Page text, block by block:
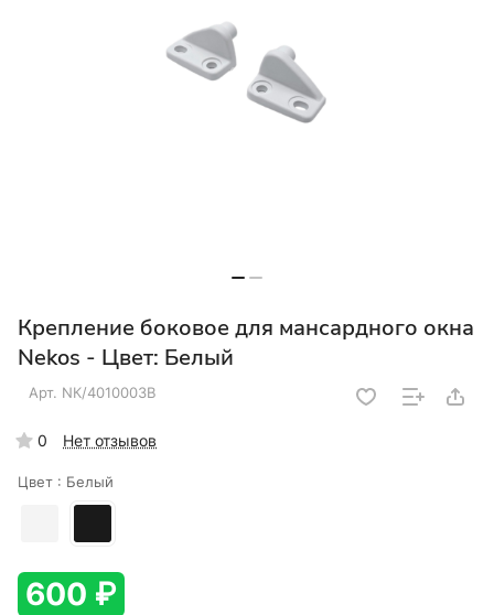
Крепление боковое для мансардного окна
Nekos - Цвет: Белый
Арт. NК/4010003B
0 Нет отзывов
Цвет : Белый
600 ₽